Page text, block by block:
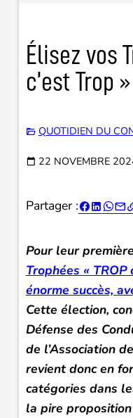
Élisez vos
c’est Trop
QUOTIDIEN DU
22 NOVEMBRE
Partager :
Pour leur
Trophées « TROP
énorme succès,
Cette élection,
Défense des
de l’Association
revient donc en
catégories dans
la pire